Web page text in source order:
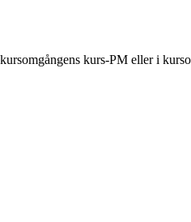
kurs-PM eller i